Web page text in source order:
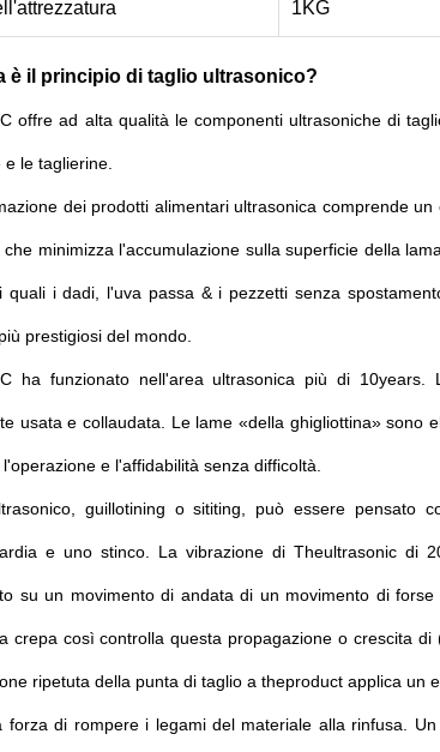
1KG
è il principio di taglio ultrasonico?
offre ad alta qualità le componenti ultrasoniche di
le taglierine.
dei prodotti alimentari ultrasonica comprende
che minimizza l'accumulazione sulla superficie della
quali i dadi, l'uva passa & i pezzetti senza
prestigiosi del mondo.
ha funzionato nell'area ultrasonica più di
usata e collaudata. Le lame «della ghigliottina» sono
e l'affidabilità senza difficoltà.
guillotining o sititing, può essere pensato
e uno stinco. La vibrazione di Theultrasonic di
su un movimento di andata di un movimento di
crepa così controlla questa propagazione o crescita
ripetuta della punta di taglio a theproduct applica
forza di rompere i legami del materiale alla rinfusa.